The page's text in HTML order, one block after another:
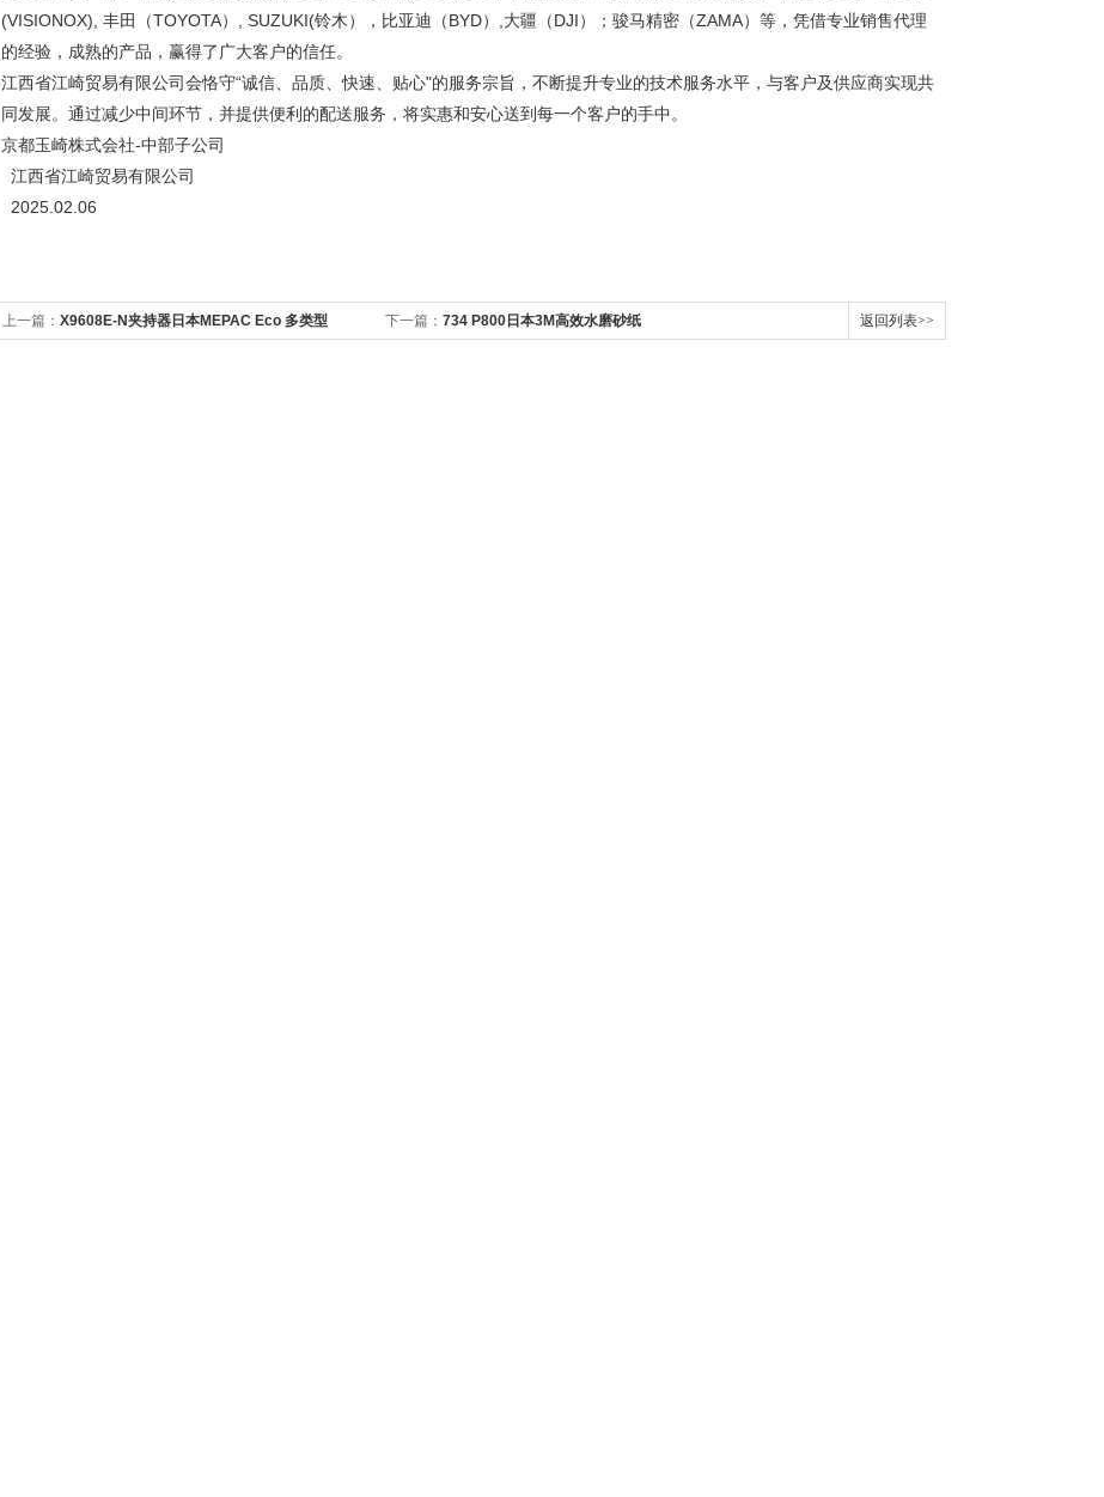
(VISIONOX), 丰田（TOYOTA）, SUZUKI(铃木），比亚迪（BYD）,大疆（DJI）；骏马精密（ZAMA）等，凭借专业销售代理
的经验，成熟的产品，赢得了广大客户的信任。
江西省江崎贸易有限公司会恪守“诚信、品质、快速、贴心"的服务宗旨，不断提升专业的技术服务水平，与客户及供应商实现共
同发展。通过减少中间环节，并提供便利的配送服务，将实惠和安心送到每一个客户的手中。
京都玉崎株式会社-中部子公司
江西省江崎贸易有限公司
2025.02.06
上一篇： X9608E-N夹持器日本MEPAC Eco 多类型 下一篇： 734 P800日本3M高效水磨砂纸 返回列表>>